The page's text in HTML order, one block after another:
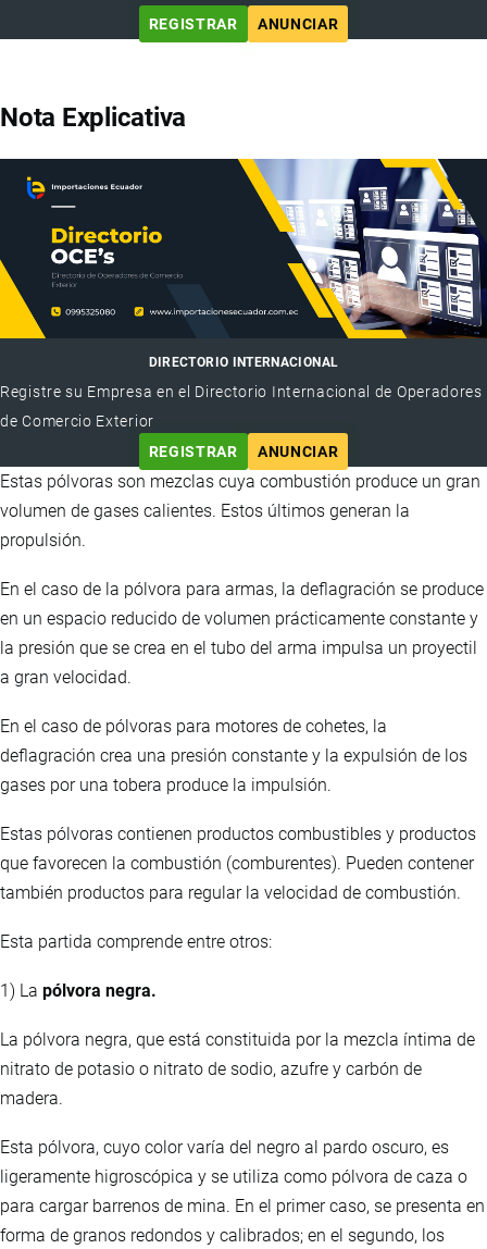
REGISTRAR
ANUNCIAR
Nota Explicativa
DIRECTORIO INTERNACIONAL
Registre su Empresa en el Directorio Internacional de Operadores
de Comercio Exterior
REGISTRAR
ANUNCIAR
Estas pólvoras son mezclas cuya combustión produce un gran
volumen de gases calientes. Estos últimos generan la
propulsión.
En el caso de la pólvora para armas, la deflagración se produce
en un espacio reducido de volumen prácticamente constante y
la presión que se crea en el tubo del arma impulsa un proyectil
a gran velocidad.
En el caso de pólvoras para motores de cohetes, la
deflagración crea una presión constante y la expulsión de los
gases por una tobera produce la impulsión.
Estas pólvoras contienen productos combustibles y productos
que favorecen la combustión (comburentes). Pueden contener
también productos para regular la velocidad de combustión.
Esta partida comprende entre otros:
1) La pólvora negra.
La pólvora negra, que está constituida por la mezcla íntima de
nitrato de potasio o nitrato de sodio, azufre y carbón de
madera.
Esta pólvora, cuyo color varía del negro al pardo oscuro, es
ligeramente higroscópica y se utiliza como pólvora de caza o
para cargar barrenos de mina. En el primer caso, se presenta en
forma de granos redondos y calibrados; en el segundo, los